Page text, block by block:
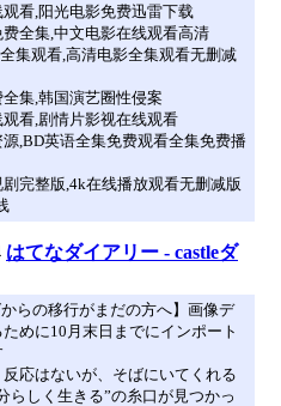
看,阳光电影免费迅雷下载
全集,中文电影在线观看高清
集观看,高清电影全集观看无删减
集,韩国演艺圈性侵案
看,剧情片影视在线观看
,BD英语全集免费观看全集免费播
完整版,4k在线播放观看无删减版
はてなダイアリー - castleダ
らの移行がまだの方へ】画像デ
めに10月末日までにインポート
応はないが、そばにいてくれる
らしく生きる”の糸口が見つかっ